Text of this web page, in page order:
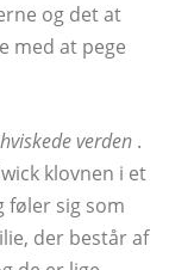
og det at
med at pege
verden .
klovnen i et
føler sig som
der består af